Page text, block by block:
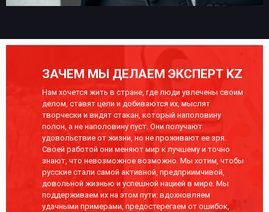
ЗАЧЕМ МЫ ДЕЛАЕМ ЭКСПЕРТ KZ
Нам хочется жить в стране, где люди увлечены своим
делом, ставят цели и добиваются их, мыслят
творчески и видят стакан, который наполовину
полон, а не наполовину пуст. Они получают
удовольствие от жизни, но не проживают ее зря.
Своей работой они меняют мир к лучшему и точно
знают, что невозможное возможно. Мы хотим, чтобы
русские стали самой активной, предприимчивой,
довольной жизнью и успешной нацией в мире. Мы
поддерживаем их на этом пути: вдохновляем
удачными примерами, предостерегаем от ошибок,